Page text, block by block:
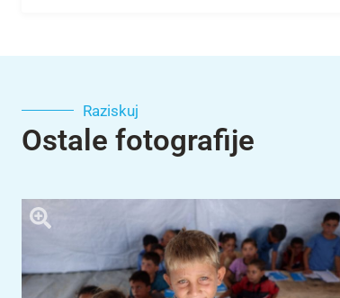
Raziskuj
Ostale fotografije